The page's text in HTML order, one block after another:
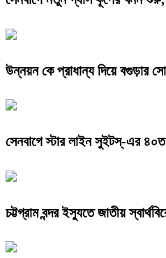
উন্নয়ন কে প্রাধান্য দিয়ে বগুড়ার
সেনবাগে স্টার লাইন সুইটস্-এর
চট্টগ্রাম বন্দর ইস্যুতে জাতীয়